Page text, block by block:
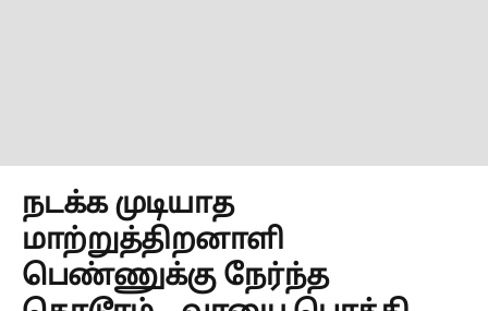
நடக்க முடியாத
மாற்றுத்திறனாளி
பெண்ணுக்கு நேர்ந்த